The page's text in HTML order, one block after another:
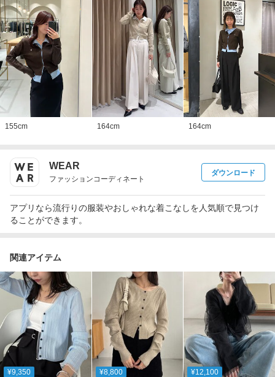
155cm 164cm 164cm
WEAR
ファッションコーディネート
ダウンロード
アプリなら流行りの服装やおしゃれな着こなしを人気順で見つけ
ることができます。
関連アイテム
¥9,350 ¥8,800 ¥12,100